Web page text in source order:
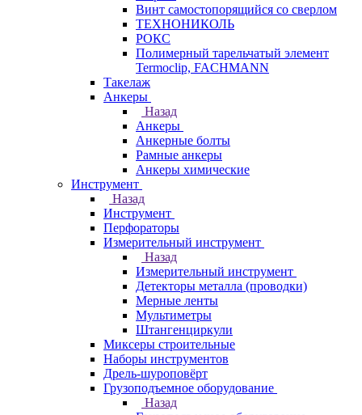
Винт самостопорящийся со сверлом
ТЕХНОНИКОЛЬ
РОКС
Полимерный тарельчатый элемент
Termoclip, FACHMANN
Такелаж
Анкеры
Назад
Анкеры
Анкерные болты
Рамные анкеры
Анкеры химические
Инструмент
Назад
Инструмент
Перфораторы
Измерительный инструмент
Назад
Измерительный инструмент
Детекторы металла (проводки)
Мерные ленты
Мультиметры
Штангенциркули
Миксеры строительные
Наборы инструментов
Дрель-шуроповёрт
Грузоподъемное оборудование
Назад